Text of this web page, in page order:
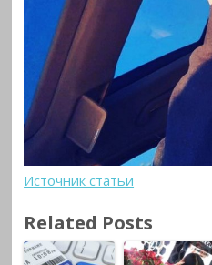
Источник статьи
Related Posts